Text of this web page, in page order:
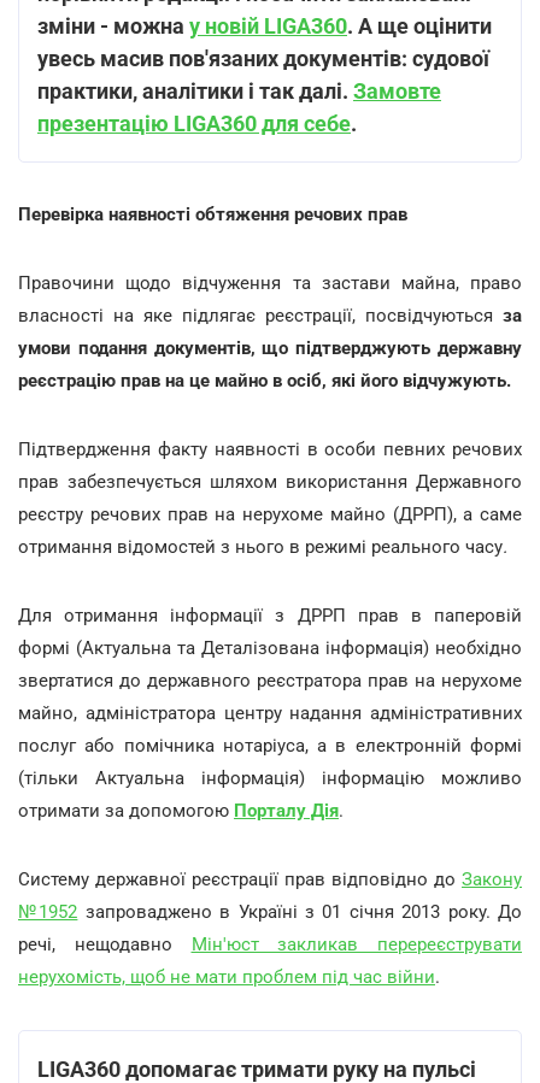
зміни - можна у новій LIGA360. А ще оцінити
увесь масив пов'язаних документів: судової
практики, аналітики і так далі. Замовте
презентацію LIGA360 для себе.
Перевірка наявності обтяження речових прав
Правочини щодо відчуження та застави майна, право
власності на яке підлягає реєстрації, посвідчуються за
умови подання документів, що підтверджують державну
реєстрацію прав на це майно в осіб, які його відчужують.
Підтвердження факту наявності в особи певних речових
прав забезпечується шляхом використання Державного
реєстру речових прав на нерухоме майно (ДРРП), а саме
отримання відомостей з нього в режимі реального часу.
Для отримання інформації з ДРРП прав в паперовій
формі (Актуальна та Деталізована інформація) необхідно
звертатися до державного реєстратора прав на нерухоме
майно, адміністратора центру надання адміністративних
послуг або помічника нотаріуса, а в електронній формі
(тільки Актуальна інформація) інформацію можливо
отримати за допомогою Порталу Дія.
Систему державної реєстрації прав відповідно до Закону
№1952 запроваджено в Україні з 01 січня 2013 року. До
речі, нещодавно Мін'юст закликав перереєструвати
нерухомість, щоб не мати проблем під час війни.
LIGA360 допомагає тримати руку на пульсі